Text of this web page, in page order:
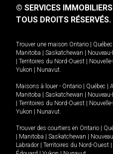
© SERVICES
TOUS DROITS RÉSERVÉS.
Trouver une maison Ontario Québec
Manitoba
Saskatchewan
Territoires du Nord-Ouest
Yukon
Nunavut.
Maisons à louer - Ontario Québec
Manitoba
Saskatchewan
Territoires du Nord-Ouest
Yukon
Nunavut.
Trouver des courtiers en Ontario
Manitoba Saskatchewan
Labrador
Territoires du Nord-Ouest